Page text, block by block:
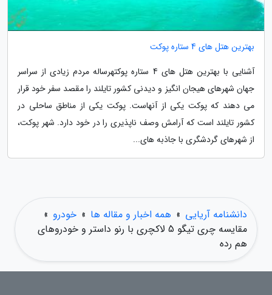
بهترین هتل های 4 ستاره پوکت
آشنایی با بهترین هتل های 4 ستاره پوکتهرساله مردم زیادی از سراسر
جهان شهرهای هیجان انگیز و دیدنی کشور تایلند را مقصد سفر خود قرار
می دهند که پوکت یکی از آنهاست. پوکت یکی از مناطق ساحلی در
کشور تایلند است که آرامش وصف ناپذیری را در خود دارد. شهر پوکت،
از شهرهای گردشگری با جاذبه های...
دانشنامه آریایی » همه اخبار و مقاله ها » خودرو »
مقایسه چری تیگو 5 لاکچری با رنو داستر و خودروهای
هم رده